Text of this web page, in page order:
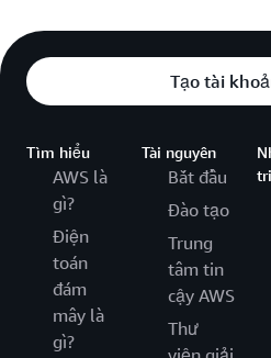
Tạo tài
Tìm hiểu
AWS là
gì?
Điện
toán
đám
mây là
gì?
Tài nguyên
Bắt đầu
Đào tạo
Trung
tâm tin
cậy AWS
Thư